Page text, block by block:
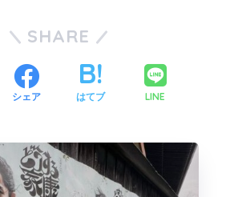
SHARE
シェア はてブ LINE